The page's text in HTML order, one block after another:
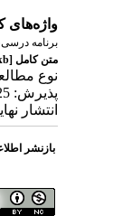
واژه‌های
برنامه درسی
متن کامل[PDF 691 kb]
نوع
انتشار نهایی: 1395/9/20 |
بازنشر